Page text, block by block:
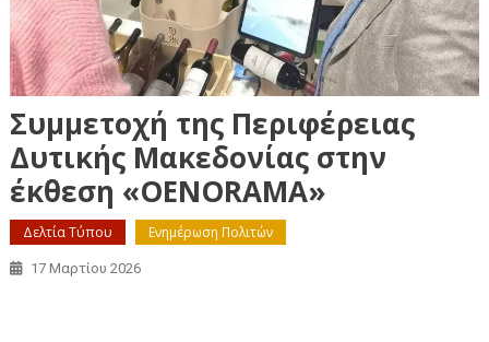
Συμμετοχή της Περιφέρειας
Δυτικής Μακεδονίας στην
έκθεση «OENORAMA»
Δελτία Τύπου Ενημέρωση Πολιτών
17 Μαρτίου 2026